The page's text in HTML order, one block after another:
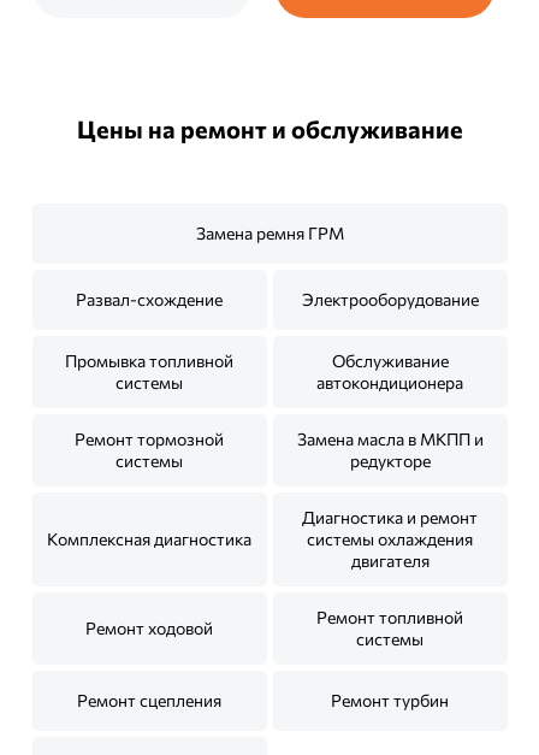
Цены на ремонт и обслуживание
Замена ремня ГРМ
Развал-схождение Электрооборудование
Промывка топливной
системы
Обслуживание
автокондиционера
Ремонт тормозной
системы
Замена масла в МКПП и
редукторе
Комплексная диагностика
Диагностика и ремонт
системы охлаждения
двигателя
Ремонт ходовой
Ремонт топливной
системы
Ремонт сцепления Ремонт турбин